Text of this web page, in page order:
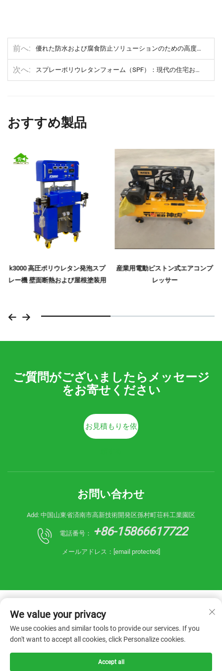
前へ 優れた防水および腐食防止ソリューションのための高度なポリウレアスプレーシステム。
次へ スプレーポリウレタンフォーム（SPF）：現代の住宅および建物のための究極の断熱材
おすすめ製品
k3000 高圧ポリウレタン発泡スプ
レー機 壁面断熱および屋根塗装用
産業用電動ピストン式エアコンプ
レッサー
ご質問がございましたらメッセージ
をお寄せください
お見積もりを依
お問い合わせ
Add: 中国山東省済南市高新技術開発区孫村町荘科工業園区
電話番号： +86-15866617722
メールアドレス： [email protected]
Copyright © 2026 China Shandong Reanin
Machinery Co.,Ltd. すべての権利を保有。 - プライ
バシーポリシー
We value your privacy
We use cookies and similar tools to provide our services. If you
don't want to accept all cookies, click Personalize cookies.
Accept all